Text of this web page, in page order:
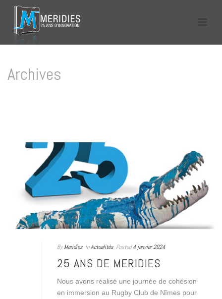
Archives
By Meridies InActualités Posted 4 janvier 2024
25 ANS DE MERIDIES
Nous avons réalisé une journée de cohésion
en immersion au Rugby Club de Nîmes pour